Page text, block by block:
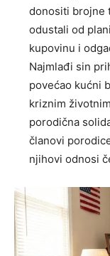
donositi brojne
odustali od
kupovinu i
Najmlađi sin
povećao kućni
kriznim
porodična
članovi
njihovi odnosi